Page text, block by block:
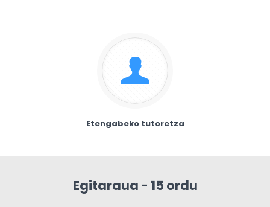
Etengabeko tutoretza
Egitaraua - 15 ordu